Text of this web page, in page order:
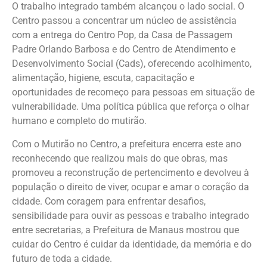
O trabalho integrado também alcançou o lado social. O
Centro passou a concentrar um núcleo de assistência
com a entrega do Centro Pop, da Casa de Passagem
Padre Orlando Barbosa e do Centro de Atendimento e
Desenvolvimento Social (Cads), oferecendo acolhimento,
alimentação, higiene, escuta, capacitação e
oportunidades de recomeço para pessoas em situação de
vulnerabilidade. Uma política pública que reforça o olhar
humano e completo do mutirão.
Com o Mutirão no Centro, a prefeitura encerra este ano
reconhecendo que realizou mais do que obras, mas
promoveu a reconstrução de pertencimento e devolveu à
população o direito de viver, ocupar e amar o coração da
cidade. Com coragem para enfrentar desafios,
sensibilidade para ouvir as pessoas e trabalho integrado
entre secretarias, a Prefeitura de Manaus mostrou que
cuidar do Centro é cuidar da identidade, da memória e do
futuro de toda a cidade.